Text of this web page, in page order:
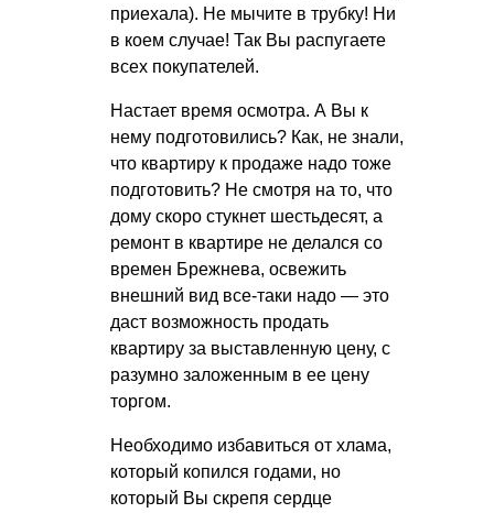
приехала). Не мычите в трубку! Ни
в коем случае! Так Вы распугаете
всех покупателей.
Настает время осмотра. А Вы к
нему подготовились? Как, не знали,
что квартиру к продаже надо тоже
подготовить? Не смотря на то, что
дому скоро стукнет шестьдесят, а
ремонт в квартире не делался со
времен Брежнева, освежить
внешний вид все-таки надо — это
даст возможность продать
квартиру за выставленную цену, с
разумно заложенным в ее цену
торгом.
Необходимо избавиться от хлама,
который копился годами, но
который Вы скрепя сердце